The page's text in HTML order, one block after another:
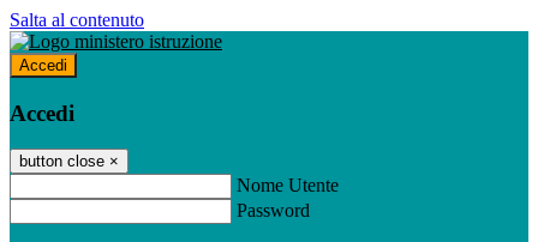
Salta al contenuto
Accedi
Accedi
button close ×
Nome Utente
Password